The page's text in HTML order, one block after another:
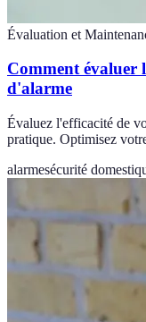
Évaluation et
Comment évaluer
d'alarme
Évaluez l'efficacité de
pratique. Optimisez
alarmesécurité